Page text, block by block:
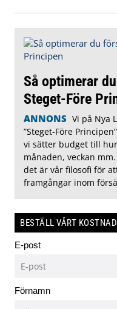
Så optimerar
Steget-Före
ANNONS Vi på Nya
”Steget-Före
vi sätter budget till
månaden, veckan
det är vår filosofi för
framgångar inom
BESTÄLL VÅRT
E-post
Förnamn